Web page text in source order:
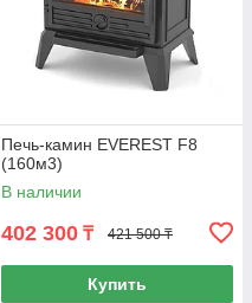
Печь-камин EVEREST F8
(160м3)
В наличии
402 300 ₸ 421 500 ₸
Купить